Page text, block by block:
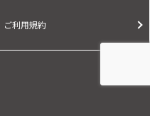
ご利用規約